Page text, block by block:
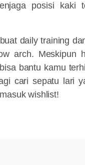
posisi kaki
daily training
arch. Meskipun
bantu kamu
cari sepatu lari
wishlist!